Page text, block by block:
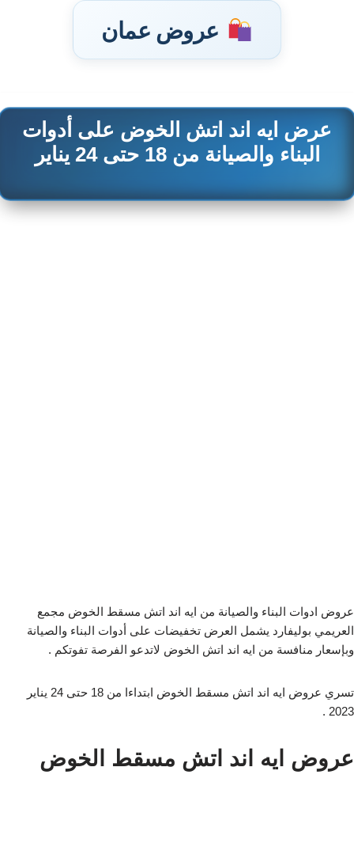
عروض عمان
تخطى
المحتوى
عرض ايه اند اتش الخوض على أدوات
البناء والصيانة من 18 حتى 24 يناير
عروض ادوات البناء والصيانة من ايه اند اتش مسقط الخوض مجمع
العريمي بوليفارد يشمل العرض تخفيضات على أدوات البناء والصيانة
وبإسعار منافسة من ايه اند اتش الخوض لاتدعو الفرصة تفوتكم .
تسري عروض ايه اند اتش مسقط الخوض ابتداءا من 18 حتى 24 يناير
2023 .
عروض ايه اند اتش مسقط الخوض